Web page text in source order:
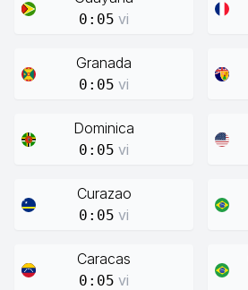
0:05 vi
Granada
0:05 vi
Dominica
0:05 vi
Curazao
0:05 vi
Caracas
0:05 vi